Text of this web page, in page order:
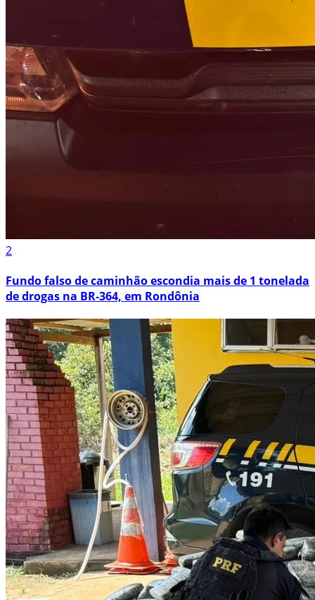
2
Fundo falso de caminhão escondia mais de 1 tonelada
de drogas na BR-364, em Rondônia